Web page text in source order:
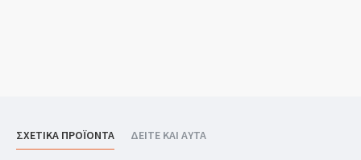
ΣΧΕΤΙΚΑ ΠΡΟΪΟΝΤΑ ΔΕΙΤΕ ΚΑΙ ΑΥΤΑ